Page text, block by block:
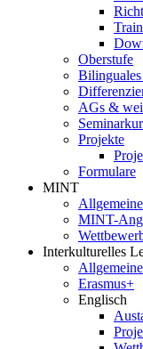
Oberstufe
AGs &
Projekte
Formulare
MINT
MINT-
Interkulturelles
Erasmus+
Englisch